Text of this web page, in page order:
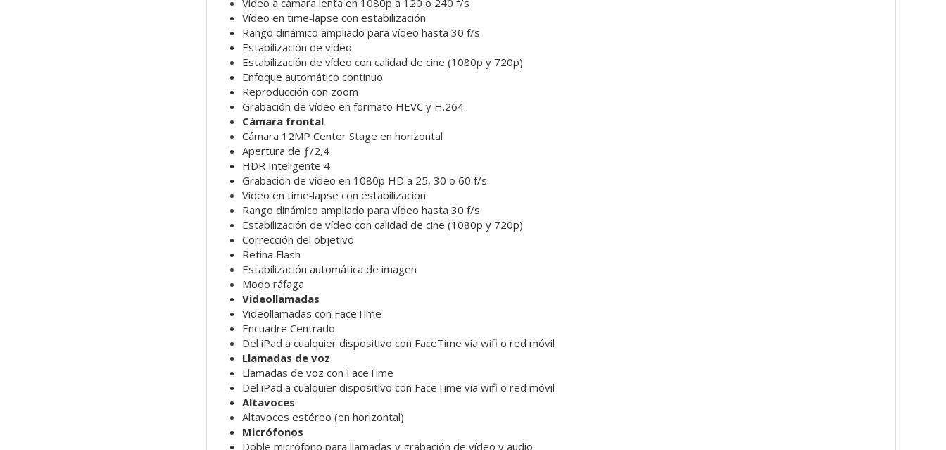
Vídeo en time‑lapse con estabili­zación
Rango dinámico ampliado para vídeo hasta 30 f/s
Estabilización de vídeo
Estabilización de vídeo con calidad de cine (1080p y 720p)
Enfoque automático continuo
Reproducción con zoom
Grabación de vídeo en formato HEVC y H.264
Cámara frontal
Cámara 12MP Center Stage en horizontal
Apertura de ƒ/2,4
HDR Inteligente 4
Grabación de vídeo en 1080p HD a 25, 30 o 60 f/s
Vídeo en time‑lapse con estabili­zación
Rango dinámico ampliado para vídeo hasta 30 f/s
Estabilización de vídeo con calidad de cine (1080p y 720p)
Corrección del objetivo
Retina Flash
Estabilización automática de imagen
Modo ráfaga
Videollamadas
Videollamadas con FaceTime
Encuadre Centrado
Del iPad a cualquier dispositivo con FaceTime vía wifi o red móvil
Llamadas de voz
Llamadas de voz con FaceTime
Del iPad a cualquier dispositivo con FaceTime vía wifi o red móvil
Altavoces
Altavoces estéreo (en horizontal)
Micrófonos
Doble micrófono para llamadas y grabación de vídeo y audio